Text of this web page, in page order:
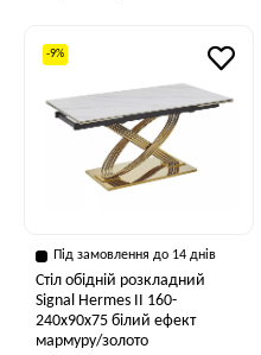
-9%
Під замовлення до 14 днів
Стіл обідній розкладний
Signal Hermes II 160-
240x90x75 білий ефект
мармуру/золото